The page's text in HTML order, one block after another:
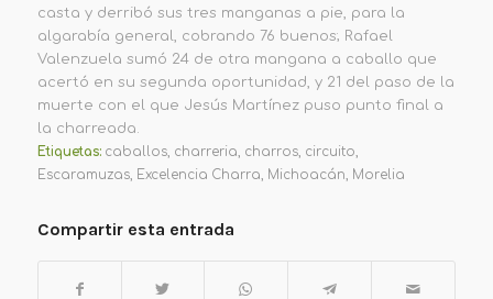
casta y derribó sus tres manganas a pie, para la
algarabía general, cobrando 76 buenos; Rafael
Valenzuela sumó 24 de otra mangana a caballo que
acertó en su segunda oportunidad, y 21 del paso de la
muerte con el que Jesús Martínez puso punto final a
la charreada.
Etiquetas: caballos, charreria, charros, circuito,
Escaramuzas, Excelencia Charra, Michoacán, Morelia
Compartir esta entrada